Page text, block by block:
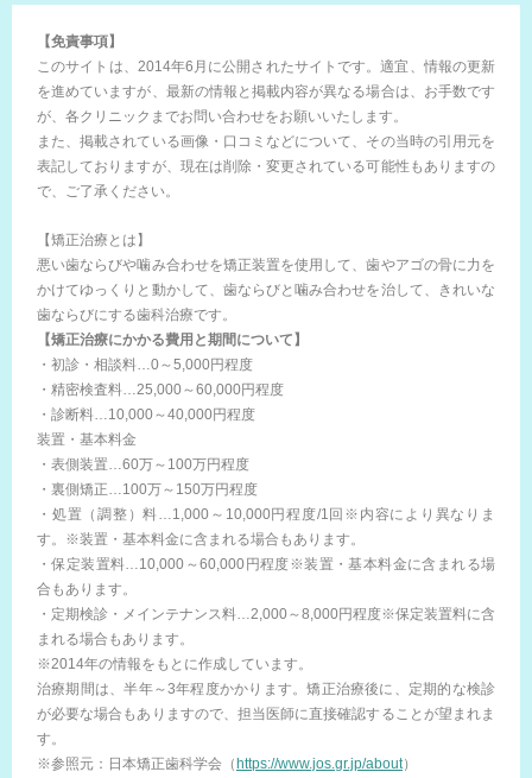
【免責事項】
このサイトは、2014年6月に公開されたサイトです。適宜、情報の更新
を進めていますが、最新の情報と掲載内容が異なる場合は、お手数です
が、各クリニックまでお問い合わせをお願いいたします。
また、掲載されている画像・口コミなどについて、その当時の引用元を
表記しておりますが、現在は削除・変更されている可能性もありますの
で、ご了承ください。
【矯正治療とは】
悪い歯ならびや噛み合わせを矯正装置を使用して、歯やアゴの骨に力を
かけてゆっくりと動かして、歯ならびと噛み合わせを治して、きれいな
歯ならびにする歯科治療です。
【矯正治療にかかる費用と期間について】
・初診・相談料…0～5,000円程度
・精密検査料…25,000～60,000円程度
・診断料…10,000～40,000円程度
装置・基本料金
・表側装置…60万～100万円程度
・裏側矯正…100万～150万円程度
・処置（調整）料…1,000～10,000円程度/1回※内容により異なりま
す。※装置・基本料金に含まれる場合もあります。
・保定装置料…10,000～60,000円程度※装置・基本料金に含まれる場
合もあります。
・定期検診・メインテナンス料…2,000～8,000円程度※保定装置料に含
まれる場合もあります。
※2014年の情報をもとに作成しています。
治療期間は、半年～3年程度かかります。矯正治療後に、定期的な検診
が必要な場合もありますので、担当医師に直接確認することが望まれま
す。
※参照元：日本矯正歯科学会（ https://www.jos.gr.jp/about）